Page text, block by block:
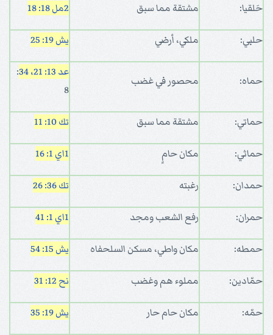
حَلقيا: مشتقة مما سبق 2مل 18: 18
حلبي: ملكي، أرضي يش 19: 25
حماه: محصور في غضب
عد 13: 21، 34
:
8
حماتي: مشتقة مما سبق تك 10: 11
حماثي: مكان حامٍ 1اي 1: 16
حمدان: رغبته تك 36: 26
حمران: رفع الشعب ومجد 1اي 1: 41
حمطه: مكان واطي، مسكن السلحفاه يش 15: 54
حمّادين: مملوء هم وغضب نح 12: 31
حمّه: مكان حام حار يش 19: 35